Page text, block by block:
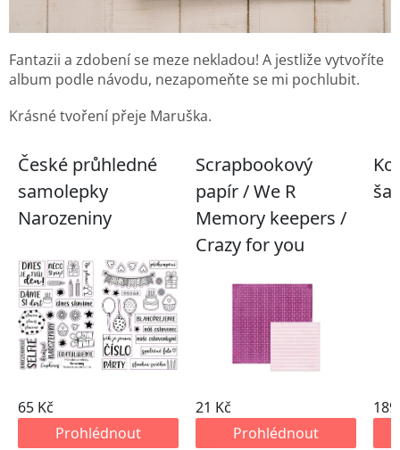
Fantazii a zdobení se meze nekladou! A jestliže vytvoříte
album podle návodu, nezapomeňte se mi pochlubit.
Krásné tvoření přeje Maruška.